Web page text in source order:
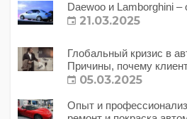
Daewoo и Lamborghini –
21.03.2025
Глобальный кризис в
Причины, почему
с этим делать?
05.03.2025
Опыт и